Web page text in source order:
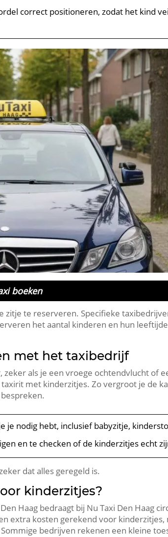
correct positioneren, zodat het kind
boeken
te reserveren. Specifieke
het aantal kinderen en hun
met het taxibedrijf
als je een vroege ochtendvlucht of
met kinderzitjes. Zo vergroot je de
je nodig hebt, inclusief babyzitje,
en te checken of de kinderzitjes echt
dat alles geregeld is.
kinderzitjes?
Haag bedraagt bij Nu Taxi Den Haag
extra kosten gerekend voor kinderzitjes,
bedrijven rekenen een kleine